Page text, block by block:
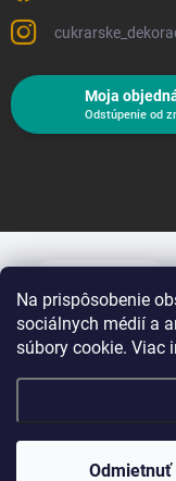
Na prispôsobenie
sociálnych médií a
súbory cookie. Viac
Odmietnuť
Moja
Odstúpenie od
Copyright 2026